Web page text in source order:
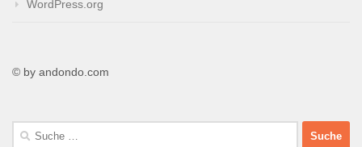
WordPress.org
© by andondo.com
Suche